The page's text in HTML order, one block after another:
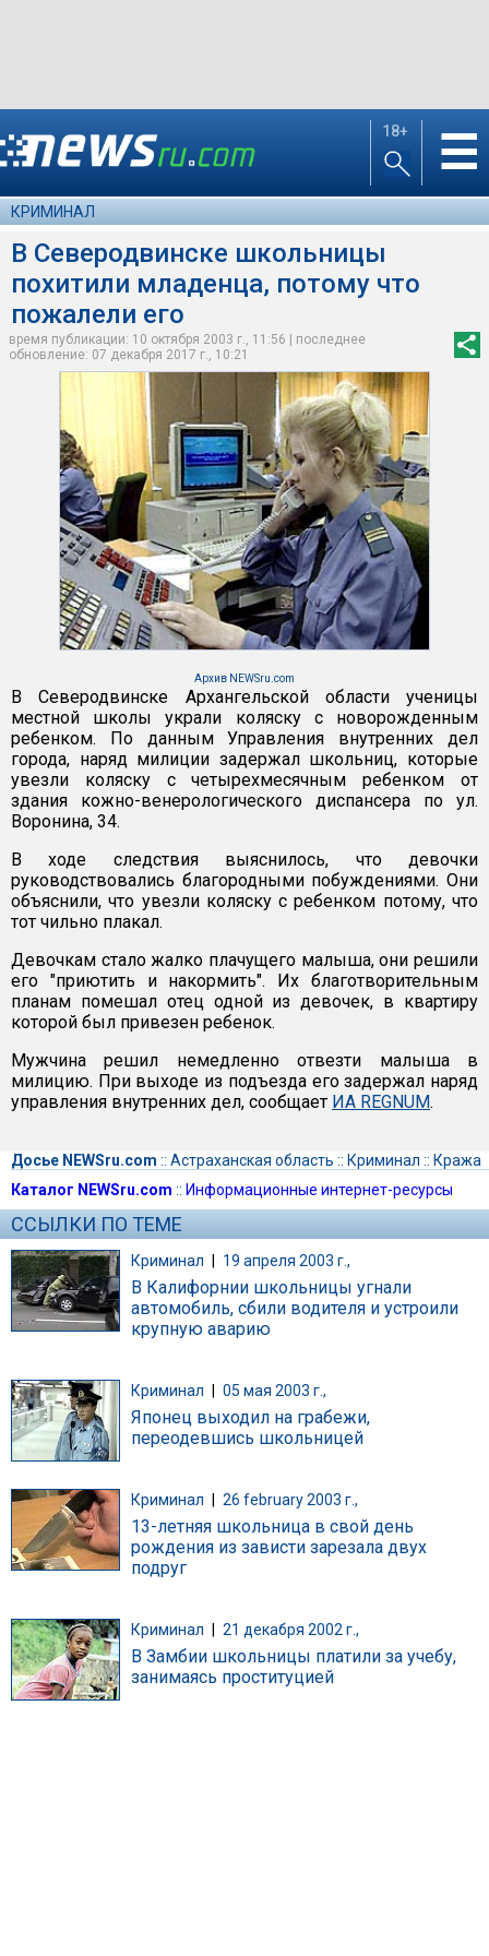
18+ ☰
КРИМИНАЛ
В Северодвинске школьницы
похитили младенца, потому что
пожалели его
время публикации: 10 октября 2003 г., 11:56 | последнее
обновление: 07 декабря 2017 г., 10:21
Архив NEWSru.com
В Северодвинске Архангельской области ученицы
местной школы украли коляску с новорожденным
ребенком. По данным Управления внутренних дел
города, наряд милиции задержал школьниц, которые
увезли коляску с четырехмесячным ребенком от
здания кожно-венерологического диспансера по ул.
Воронина, 34.
В ходе следствия выяснилось, что девочки
руководствовались благородными побуждениями. Они
объяснили, что увезли коляску с ребенком потому, что
тот чильно плакал.
Девочкам стало жалко плачущего малыша, они решили
его "приютить и накормить". Их благотворительным
планам помешал отец одной из девочек, в квартиру
которой был привезен ребенок.
Мужчина решил немедленно отвезти малыша в
милицию. При выходе из подъезда его задержал наряд
управления внутренних дел, сообщает ИА REGNUM.
Досье NEWSru.com :: Астраханская область :: Криминал :: Кража
Каталог NEWSru.com :: Информационные интернет-ресурсы
ССЫЛКИ ПО ТЕМЕ
Криминал | 19 апреля 2003 г.,
В Калифорнии школьницы угнали
автомобиль, сбили водителя и устроили
крупную аварию
Криминал 05 мая 2003 г.,
Японец выходил на грабежи,
переодевшись школьницей
Криминал 26 february 2003 г.,
13-летняя школьница в свой день
рождения из зависти зарезала двух
подруг
Криминал 21 декабря 2002 г.,
В Замбии школьницы платили за учебу,
занимаясь проституцией